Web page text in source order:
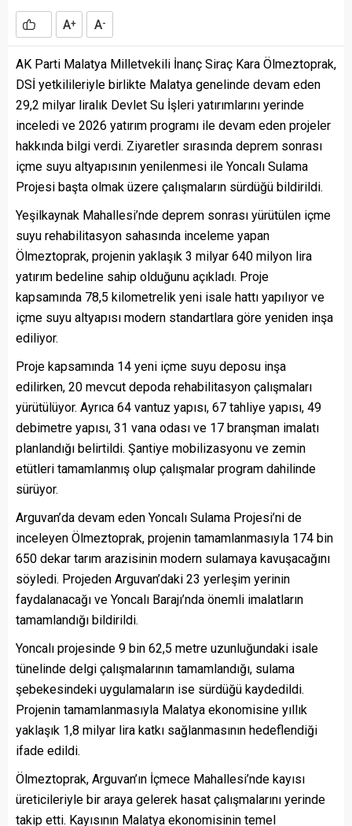
A+ A-
AK Parti Malatya Milletvekili İnanç Siraç Kara Ölmeztoprak,
DSİ yetkilileriyle birlikte Malatya genelinde devam eden
29,2 milyar liralık Devlet Su İşleri yatırımlarını yerinde
inceledi ve 2026 yatırım programı ile devam eden projeler
hakkında bilgi verdi. Ziyaretler sırasında deprem sonrası
içme suyu altyapısının yenilenmesi ile Yoncalı Sulama
Projesi başta olmak üzere çalışmaların sürdüğü bildirildi.
Yeşilkaynak Mahallesi’nde deprem sonrası yürütülen içme
suyu rehabilitasyon sahasında inceleme yapan
Ölmeztoprak, projenin yaklaşık 3 milyar 640 milyon lira
yatırım bedeline sahip olduğunu açıkladı. Proje
kapsamında 78,5 kilometrelik yeni isale hattı yapılıyor ve
içme suyu altyapısı modern standartlara göre yeniden inşa
ediliyor.
Proje kapsamında 14 yeni içme suyu deposu inşa
edilirken, 20 mevcut depoda rehabilitasyon çalışmaları
yürütülüyor. Ayrıca 64 vantuz yapısı, 67 tahliye yapısı, 49
debimetre yapısı, 31 vana odası ve 17 branşman imalatı
planlandığı belirtildi. Şantiye mobilizasyonu ve zemin
etütleri tamamlanmış olup çalışmalar program dahilinde
sürüyor.
Arguvan’da devam eden Yoncalı Sulama Projesi’ni de
inceleyen Ölmeztoprak, projenin tamamlanmasıyla 174 bin
650 dekar tarım arazisinin modern sulamaya kavuşacağını
söyledi. Projeden Arguvan’daki 23 yerleşim yerinin
faydalanacağı ve Yoncalı Barajı’nda önemli imalatların
tamamlandığı bildirildi.
Yoncalı projesinde 9 bin 62,5 metre uzunluğundaki isale
tünelinde delgi çalışmalarının tamamlandığı, sulama
şebekesindeki uygulamaların ise sürdüğü kaydedildi.
Projenin tamamlanmasıyla Malatya ekonomisine yıllık
yaklaşık 1,8 milyar lira katkı sağlanmasının hedeflendiği
ifade edildi.
Ölmeztoprak, Arguvan’ın İçmece Mahallesi’nde kayısı
üreticileriyle bir araya gelerek hasat çalışmalarını yerinde
takip etti. Kayısının Malatya ekonomisinin temel